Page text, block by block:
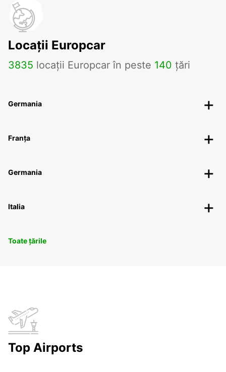
Locații Europcar
3835 locații Europcar în peste 140 țări
Germania
Franța
Germania
Italia
Toate țările
Top Airports